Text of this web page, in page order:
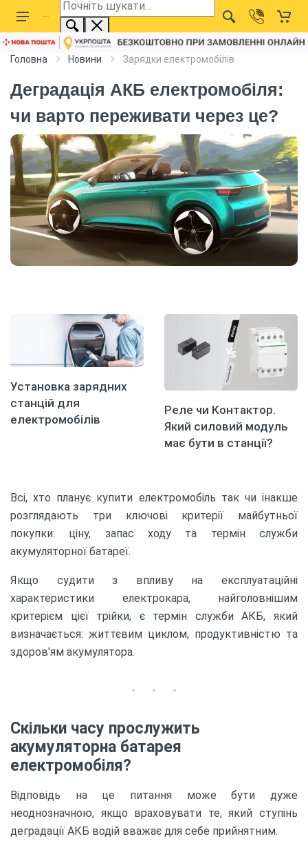
Головна Новини Зарядки електромобілів
Деградація АКБ електромобіля:
чи варто переживати через це?
Установка зарядних
станцій для
електромобілів
Реле чи Контактор.
Який силовий модуль
має бути в станції?
Всі, хто планує купити електромобіль так чи інакше
розглядають три ключові критерії майбутньої
покупки: ціну, запас ходу та термін служби
акумуляторної батареї.
Якщо судити з впливу на експлуатаційні
характеристики електрокара, найголовнішим
критерієм цієї трійки, є термін служби АКБ, який
визначається: життєвим циклом, продуктивністю та
здоров'ям акумулятора.
Скільки часу прослужить
акумуляторна батарея
електромобіля?
Відповідь на це питання може бути дуже
неоднозначною, якщо враховувати те, який ступінь
деградації АКБ водій вважає для себе прийнятним.